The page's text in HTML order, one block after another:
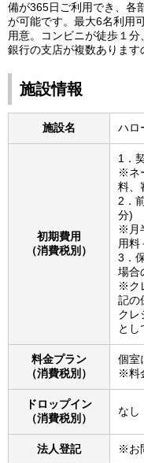
備が365日ご利用でき、各
が可能です。最大6名利用
用意。コンビニが徒歩１
銀行の支店が複数あります
施設情報
施設名 ハロ
初期費用
（消費税別）
1．
※ネ
料、
2．
分)
※月
用料
3．
場合
※ク
記の
クレ
とし
料金プラン
（消費税別）
個室
※料
ドロップイン
（消費税別）
なし
法人登記 ※お